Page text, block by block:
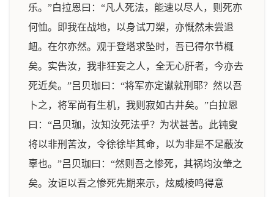
乐。”白拉恩曰：“凡人死法，能速以尽人，则死亦
何恤。即我在战地，以身试刀槊，亦慨然未尝退
衄。在尔亦然。观于登塔求坠时，吾已得尔节概
矣。实告汝，我非狂妄之人，全无心肝者，今亦去
死近矣。”吕贝珈曰：“将军亦定谳就刑耶？然以吾
卜之，将军尚有生机，我则寂如古井矣。”白拉恩
曰：“吕贝珈，汝知汝死法乎？为状甚苦。此钝叟
将以非刑苦汝，令徐徐毕其命，以为非是不足蔽汝
辜也。”吕贝珈曰：“然则吾之惨死，其祸均汝肇之
矣。汝讵以吾之惨死先期来示，炫威棱鸣得意